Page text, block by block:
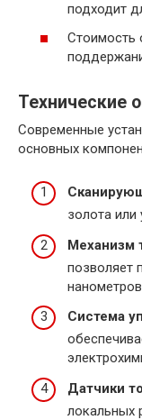
подходит
Стоимость
Технические
Современные
основных
золота или
Механизм
позволяет
Система
Датчики
локальных